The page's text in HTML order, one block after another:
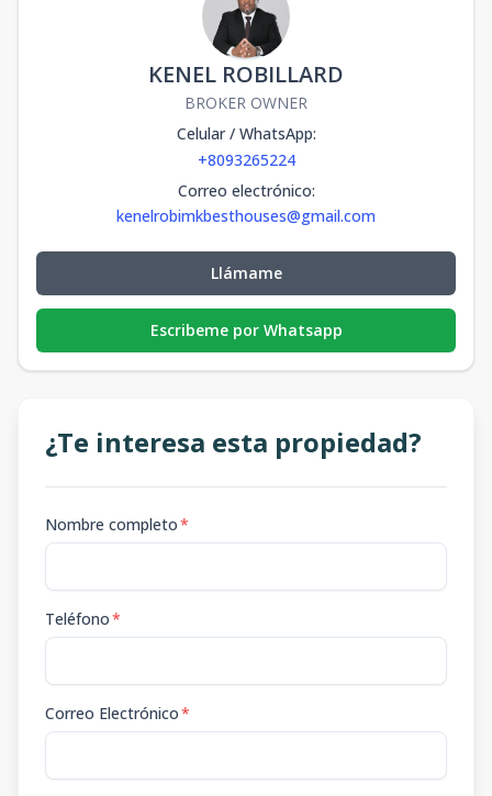
KENEL ROBILLARD
BROKER OWNER
Celular / WhatsApp:
+8093265224
Correo electrónico:
kenelrobimkbesthouses@gmail.com
Llámame
Escribeme por Whatsapp
¿Te interesa esta propiedad?
Nombre completo*
Teléfono*
Correo Electrónico*